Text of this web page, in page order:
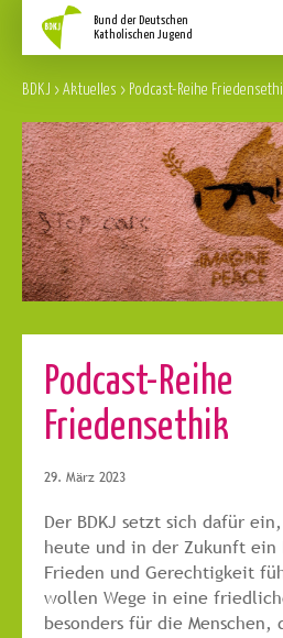
Aktuelles
Schwerpunkte
Service
Über Uns
Kontakt
BDKJ >Aktuelles > Podcast-Reihe
Podcast-Reihe
Friedensethik
29. März 2023
Der BDKJ setzt sich dafür ein,
heute und in der Zukunft ein
Frieden und Gerechtigkeit
wollen Wege in eine
besonders für die Menschen,